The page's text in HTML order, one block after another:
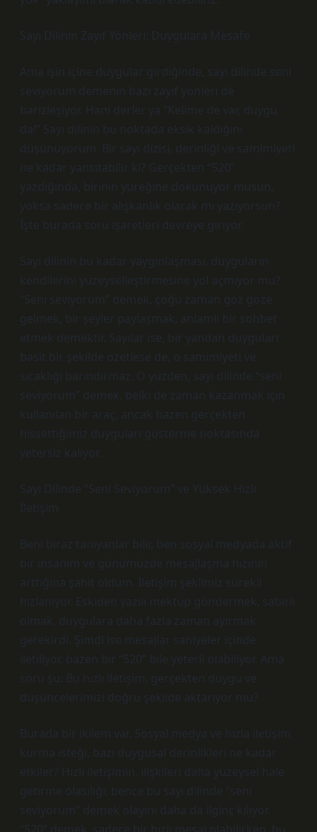
Sayı Dilinin Zayıf Yönleri: Duygulara Mesafe
Ama işin içine duygular girdiğinde, sayı dilinde seni
seviyorum demenin bazı zayıf yönleri de
barizleşiyor. Hani derler ya “Kelime de var, duygu
da!” Sayı dilinin bu noktada eksik kaldığını
düşünüyorum. Bir sayı dizisi, derinliği ve samimiyeti
ne kadar yansıtabilir ki? Gerçekten “520”
yazdığında, birinin yüreğine dokunuyor musun,
yoksa sadece bir alışkanlık olarak mı yazıyorsun?
İşte burada soru işaretleri devreye giriyor.
Sayı dilinin bu kadar yaygınlaşması, duyguların
kendilerini yüzeyselleştirmesine yol açmıyor mu?
“Seni seviyorum” demek, çoğu zaman göz göze
gelmek, bir şeyler paylaşmak, anlamlı bir sohbet
etmek demektir. Sayılar ise, bir yandan duyguları
basit bir şekilde özetlese de, o samimiyeti ve
sıcaklığı barındırmaz. O yüzden, sayı dilinde “seni
seviyorum” demek, belki de zaman kazanmak için
kullanılan bir araç, ancak bazen gerçekten
hissettiğimiz duyguları gösterme noktasında
yetersiz kalıyor.
Sayı Dilinde “Seni Seviyorum” ve Yüksek Hızlı
İletişim
Beni biraz tanıyanlar bilir, ben sosyal medyada aktif
bir insanım ve günümüzde mesajlaşma hızının
arttığına şahit oldum. İletişim şeklimiz sürekli
hızlanıyor. Eskiden yazılı mektup göndermek, sabırlı
olmak, duygulara daha fazla zaman ayırmak
gerekirdi. Şimdi ise mesajlar saniyeler içinde
iletiliyor, bazen bir “520” bile yeterli olabiliyor. Ama
soru şu: Bu hızlı iletişim, gerçekten duygu ve
düşüncelerimizi doğru şekilde aktarıyor mu?
Burada bir ikilem var. Sosyal medya ve hızla iletişim
kurma isteği, bazı duygusal derinlikleri ne kadar
etkiler? Hızlı iletişimin, ilişkileri daha yüzeysel hale
getirme olasılığı, bence bu sayı dilinde “seni
seviyorum” demek olayını daha da ilginç kılıyor.